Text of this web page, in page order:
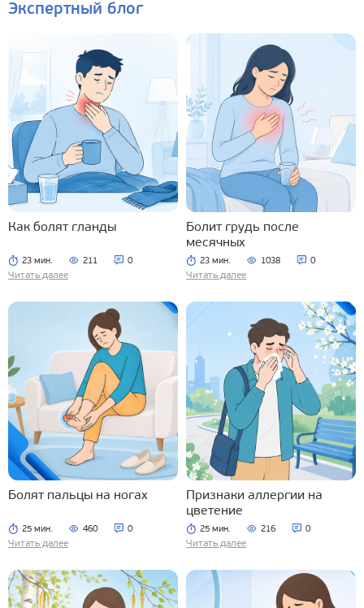
Экспертный блог
Как болят гланды
23 мин. 211 0
Читать далее
Болит грудь после
месячных
23 мин. 1038 0
Читать далее
Болят пальцы на ногах
25 мин. 460 0
Читать далее
Признаки аллергии на
цветение
25 мин. 216 0
Читать далее